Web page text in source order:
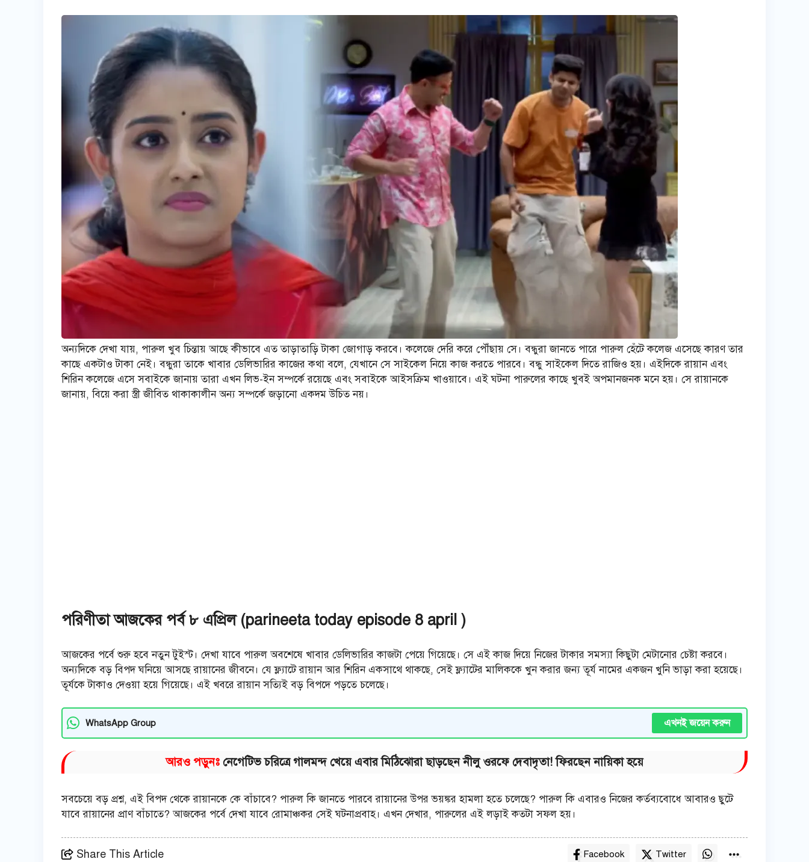
অন্যদিকে দেখা যায়, পারুল খুব চিন্তায় আছে কীভাবে এত তাড়াতাড়ি টাকা জোগাড় করবে। কলেজে দেরি করে পৌঁছায় সে। বন্ধুরা জানতে পারে পারুল হেঁটে কলেজ এসেছে কারণ তার
কাছে একটাও টাকা নেই। বন্ধুরা তাকে খাবার ডেলিভারির কাজের কথা বলে, যেখানে সে সাইকেল নিয়ে কাজ করতে পারবে। বন্ধু সাইকেল দিতে রাজিও হয়। এইদিকে রায়ান এবং
শিরিন কলেজে এসে সবাইকে জানায় তারা এখন লিভ-ইন সম্পর্কে রয়েছে এবং সবাইকে আইসক্রিম খাওয়াবে। এই ঘটনা পারুলের কাছে খুবই অপমানজনক মনে হয়। সে রায়ানকে
জানায়, বিয়ে করা স্ত্রী জীবিত থাকাকালীন অন্য সম্পর্কে জড়ানো একদম উচিত নয়।
পরিণীতা আজকের পর্ব ৮ এপ্রিল (parineeta today episode 8 april )
আজকের পর্বে শুরু হবে নতুন টুইস্ট। দেখা যাবে পারুল অবশেষে খাবার ডেলিভারির কাজটা পেয়ে গিয়েছে। সে এই কাজ দিয়ে নিজের টাকার সমস্যা কিছুটা মেটানোর চেষ্টা করবে।
অন্যদিকে বড় বিপদ ঘনিয়ে আসছে রায়ানের জীবনে। যে ফ্ল্যাটে রায়ান আর শিরিন একসাথে থাকছে, সেই ফ্ল্যাটের মালিককে খুন করার জন্য তূর্য নামের একজন খুনি ভাড়া করা হয়েছে।
তূর্যকে টাকাও দেওয়া হয়ে গিয়েছে। এই খবরে রায়ান সত্যিই বড় বিপদে পড়তে চলেছে।
WhatsApp Group এখনই জয়েন করুন
আরও পড়ুনঃ নেগেটিভ চরিত্রে গালমন্দ খেয়ে এবার মিঠিঝোরা ছাড়ছেন নীলু ওরফে দেবাদৃতা! ফিরছেন নায়িকা হয়ে
সবচেয়ে বড় প্রশ্ন, এই বিপদ থেকে রায়ানকে কে বাঁচাবে? পারুল কি জানতে পারবে রায়ানের উপর ভয়ঙ্কর হামলা হতে চলেছে? পারুল কি এবারও নিজের কর্তব্যবোধে আবারও ছুটে
যাবে রায়ানের প্রাণ বাঁচাতে? আজকের পর্বে দেখা যাবে রোমাঞ্চকর সেই ঘটনাপ্রবাহ। এখন দেখার, পারুলের এই লড়াই কতটা সফল হয়।
Share This Article Facebook Twitter